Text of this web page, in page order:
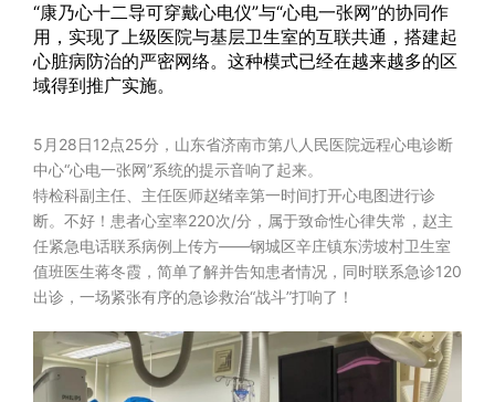
公司动态
联系我们
“康乃心十二导可穿戴心电仪”与“心电一张网”的协同作
用，实现了上级医院与基层卫生室的互联共通，搭建起
心脏病防治的严密网络。这种模式已经在越来越多的区
域得到推广实施。
5月28日12点25分，山东省济南市第八人民医院远程心电诊断
中心“心电一张网”系统的提示音响了起来。
特检科副主任、主任医师赵绪幸第一时间打开心电图进行诊
断。不好！患者心室率220次/分，属于致命性心律失常，赵主
任紧急电话联系病例上传方——钢城区辛庄镇东涝坡村卫生室
值班医生蒋冬霞，简单了解并告知患者情况，同时联系急诊120
出诊，一场紧张有序的急诊救治“战斗”打响了！